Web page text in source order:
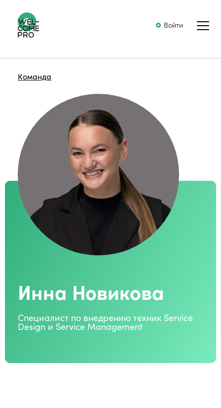
Войти
Команда
Инна Новикова
Специалист по внедрению техник Service
Design и Service Management